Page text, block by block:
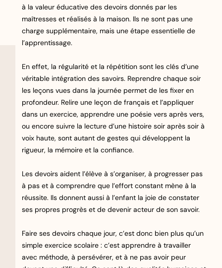
à la valeur éducative des devoirs donnés par les
maîtresses et réalisés à la maison. Ils ne sont pas une
charge supplémentaire, mais une étape essentielle de
l’apprentissage.
En effet, la régularité et la répétition sont les clés d’une
véritable intégration des savoirs. Reprendre chaque soir
les leçons vues dans la journée permet de les fixer en
profondeur. Relire une leçon de français et l’appliquer
dans un exercice, apprendre une poésie vers après vers,
ou encore suivre la lecture d’une histoire soir après soir à
voix haute, sont autant de gestes qui développent la
rigueur, la mémoire et la confiance.
Les devoirs aident l’élève à s’organiser, à progresser pas
à pas et à comprendre que l’effort constant mène à la
réussite. Ils donnent aussi à l’enfant la joie de constater
ses propres progrès et de devenir acteur de son savoir.
Faire ses devoirs chaque jour, c’est donc bien plus qu’un
simple exercice scolaire : c’est apprendre à travailler
avec méthode, à persévérer, et à ne pas avoir peur